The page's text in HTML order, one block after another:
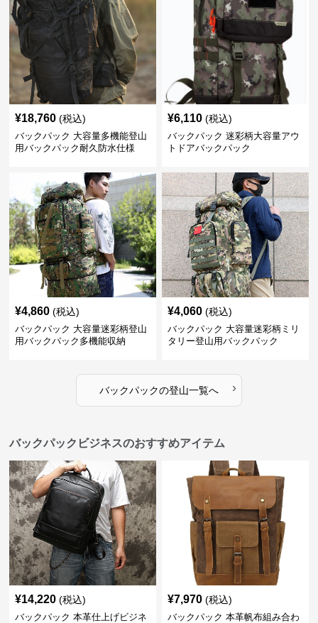
¥18,760 (税込)
バックパック 大容量多機能登山
用バックパック耐久防水仕様
¥6,110 (税込)
バックパック 迷彩柄大容量アウ
トドアバックパック
¥4,860 (税込)
バックパック 大容量迷彩柄登山
用バックパック多機能収納
¥4,060 (税込)
バックパック 大容量迷彩柄ミリ
タリー登山用バックパック
バックパックの登山一覧へ ›
バックパックビジネスのおすすめアイテム
¥14,220 (税込)
バックパック 本革仕上げビジネ
¥7,970 (税込)
バックパック 本革帆布組み合わ